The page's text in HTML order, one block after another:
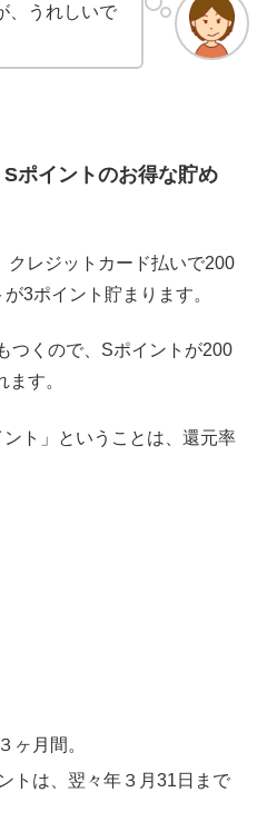
、うれしいで
ポイントのお得な貯め
クレジットカード払いで200
3ポイント貯まります。
つくので、Sポイントが200
す。
ント」ということは、還元率
ヶ月間。
トは、翌々年３月31日まで